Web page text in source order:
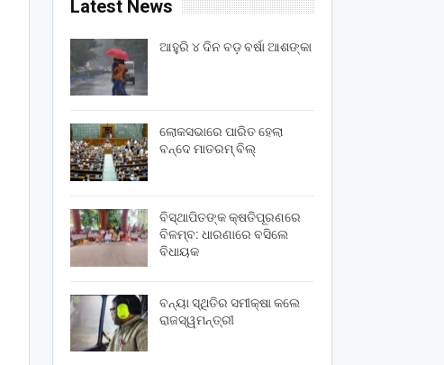
Latest News
ଆହୁରି ୪ ଦିନ ବଡ଼ ବର୍ଷା ଆଶଙ୍କା
ଲୋକସଭାରେ ପାରିତ ହେଲା
ବନ୍ଦେ ମାତରମ୍‌ ବିଲ୍‌
ବିସ୍ଥାପିତଙ୍କ କ୍ଷତିପୂରଣରେ
ବିଳମ୍ବ: ଧାରଣାରେ ବସିଲେ
ବିଧାୟକ
ବନ୍ୟା ସ୍ଥିତିର ସମୀକ୍ଷା କଲେ
ରାଜସ୍ୱମନ୍ତ୍ରୀ